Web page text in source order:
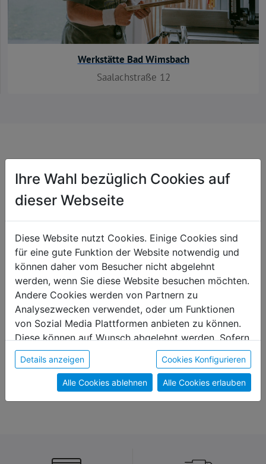
Werkstätte Bad Wimsbach
Saalachstraße 12
Das könnte dir auch gefallen
Erlkönigin Bio-Holler
Blume -
€ 6,00
Ihre Wahl bezüglich Cookies auf
dieser Webseite
Diese Website nutzt Cookies. Einige Cookies sind
für eine gute Funktion der Website notwendig und
können daher vom Besucher nicht abgelehnt
werden, wenn Sie diese Website besuchen möchten.
Andere Cookies werden von Partnern zu
Analysezwecken verwendet, oder um Funktionen
von Sozial Media Plattformen anbieten zu können.
Diese können auf Wunsch abgelehnt werden. Sofern
sie unsere Webseite weiter nutzen, geben Sie
Einwilligung zu unseren Cookies.
Details anzeigen Cookies Konfigurieren
Alle Cookies ablehnen Alle Cookies erlauben